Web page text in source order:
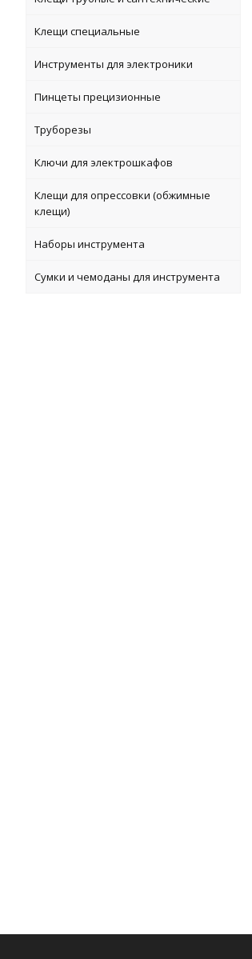
Клещи специальные
Инструменты для электроники
Пинцеты прецизионные
Труборезы
Ключи для электрошкафов
Клещи для опрессовки (обжимные
клещи)
Наборы инструмента
Сумки и чемоданы для инструмента